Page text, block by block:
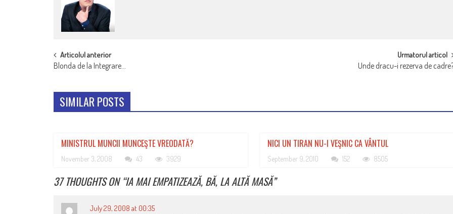
POST
NAVIGATION
Articolul anterior
Blonda de la Integrare…
Urmatorul articol
Unde dracu-i rezerva de
SIMILAR POSTS
MINISTRUL MUNCII MUNCEŞTE VREODATĂ?
November 3, 2008 43 3929
NICI UN TIRAN NU-I VEŞNIC CA VÂNTUL
September 9, 2010 152 8505
37 THOUGHTS ON “IA MAI EMPATIZEAZĂ, BĂ, LA ALTĂ MASĂ”
July 29, 2008 at 00:35